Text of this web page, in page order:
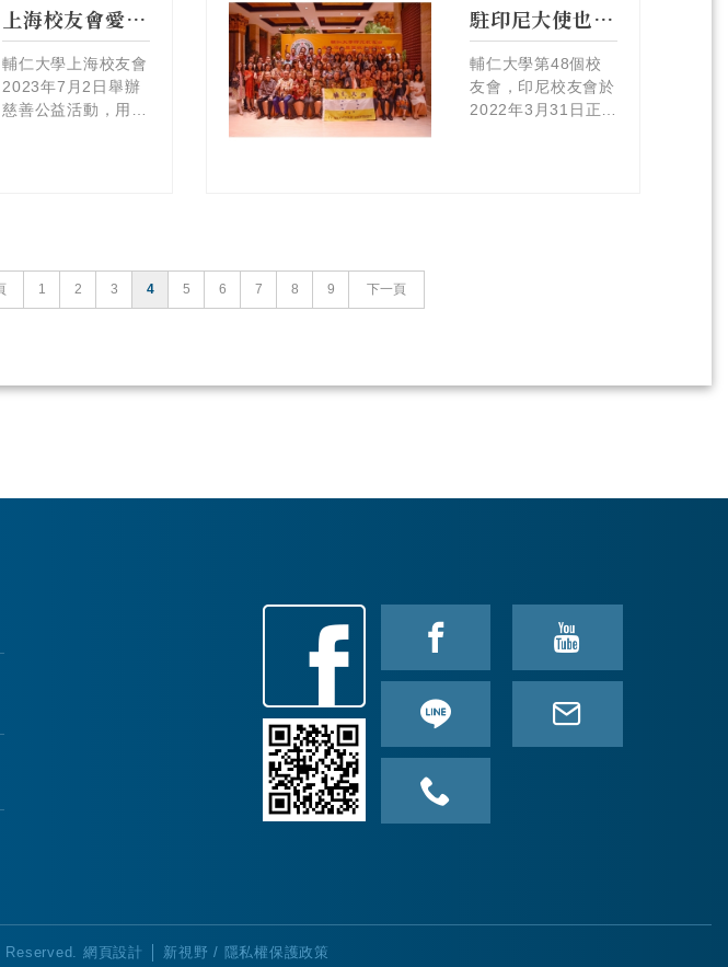
上海校友會愛在仲夏 暖星．暖心公益活動
輔仁大學上海校友會
2023年7月2日舉辦
慈善公益活動，用愛
駐印尼大使也來慶賀！ 江漢聲校長參訪印尼校友會周年紀念
輔仁大學第48個校
友會，印尼校友會於
2022年3月31日正式
1 2 3 4 5 6 7 8 9 下一頁
網頁設計 │ 新視野 / 隱私權保護政策